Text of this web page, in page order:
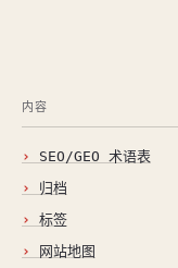
内容
SEO/GEO 术语表
归档
标签
网站地图